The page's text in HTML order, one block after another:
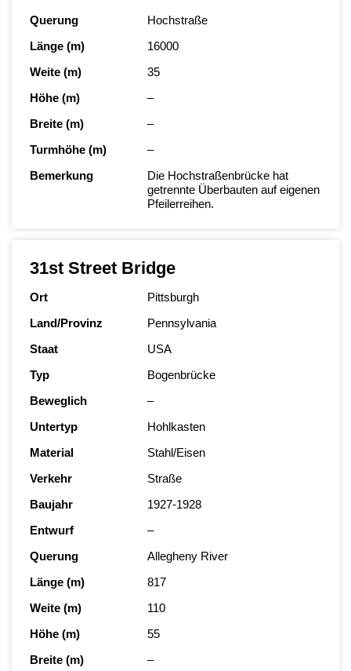
Querung
Hochstraße
Länge (m)
16000
Weite (m)
35
Höhe (m)
–
Breite (m)
–
Turmhöhe (m)
–
Bemerkung
Die Hochstraßenbrücke hat
getrennte Überbauten auf eigenen
Pfeilerreihen.
31st Street Bridge
Ort
Pittsburgh
Land/Provinz
Pennsylvania
Staat
USA
Typ
Bogenbrücke
Beweglich
–
Untertyp
Hohlkasten
Material
Stahl/Eisen
Verkehr
Straße
Baujahr
1927-1928
Entwurf
–
Querung
Allegheny River
Länge (m)
817
Weite (m)
110
Höhe (m)
55
Breite (m)
–